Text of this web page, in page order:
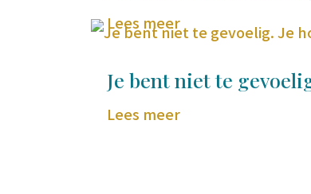
Lees meer
Je bent niet te
Lees meer